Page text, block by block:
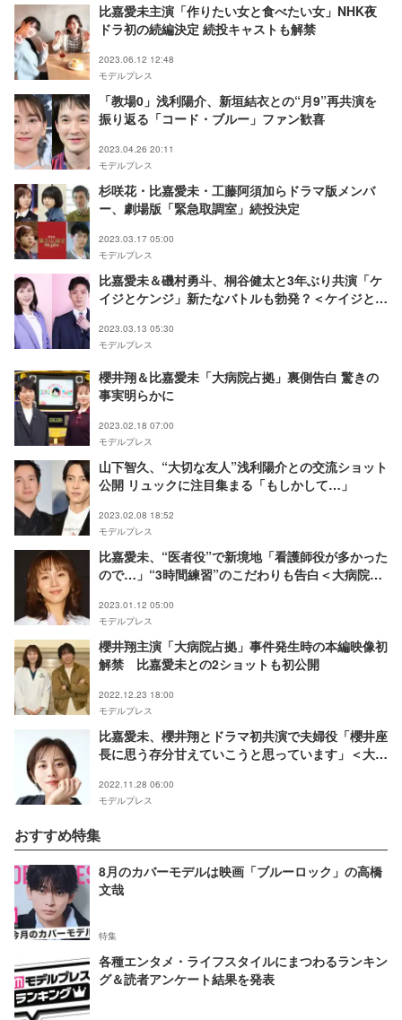
比嘉愛未主演「作りたい女と食べたい女」NHK夜
ドラ初の続編決定 続投キャストも解禁
2023.06.12 12:48
モデルプレス
「教場0」浅利陽介、新垣結衣との“月9”再共演を
振り返る「コード・ブルー」ファン歓喜
2023.04.26 20:11
モデルプレス
杉咲花・比嘉愛未・工藤阿須加らドラマ版メンバ
ー、劇場版「緊急取調室」続投決定
2023.03.17 05:00
モデルプレス
比嘉愛未＆磯村勇斗、桐谷健太と3年ぶり共演「ケ
イジとケンジ」新たなバトルも勃発？＜ケイジとケ
2023.03.13 05:30
モデルプレス
櫻井翔＆比嘉愛未「大病院占拠」裏側告白 驚きの
事実明らかに
2023.02.18 07:00
モデルプレス
山下智久、“大切な友人”浅利陽介との交流ショット
公開 リュックに注目集まる「もしかして…」
2023.02.08 18:52
モデルプレス
比嘉愛未、“医者役”で新境地「看護師役が多かった
ので…」“3時間練習”のこだわりも告白＜大病院占
2023.01.12 05:00
モデルプレス
櫻井翔主演「大病院占拠」事件発生時の本編映像初
解禁 比嘉愛未との2ショットも初公開
2022.12.23 18:00
モデルプレス
比嘉愛未、櫻井翔とドラマ初共演で夫婦役「櫻井座
長に思う存分甘えていこうと思っています」＜大病
2022.11.28 06:00
モデルプレス
おすすめ特集
8月のカバーモデルは映画「ブルーロック」の高橋
文哉
特集
各種エンタメ・ライフスタイルにまつわるランキン
グ＆読者アンケート結果を発表